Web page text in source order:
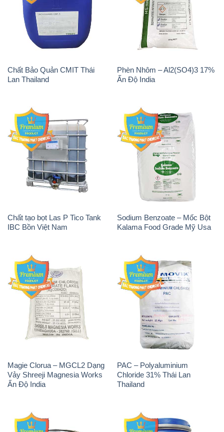
Chất Bảo Quản CMIT Thái
Lan Thailand
Phèn Nhôm – Al2(SO4)3 17%
Ấn Độ India
Chất tạo bọt Las P Tico Tank
IBC Bồn Việt Nam
Sodium Benzoate – Mốc Bột
Kalama Food Grade Mỹ Usa
Magie Clorua – MGCL2 Dạng
Vảy Shreeji Magnesia Works
Ấn Độ India
PAC – Polyaluminium
Chloride 31% Thái Lan
Thailand